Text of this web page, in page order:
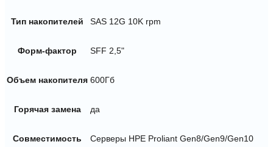
Тип накопителей SAS 12G 10K rpm
Форм-фактор SFF 2,5"
Объем накопителя 600Гб
Горячая замена да
Совместимость Серверы HPE Proliant Gen8/Gen9/Gen10